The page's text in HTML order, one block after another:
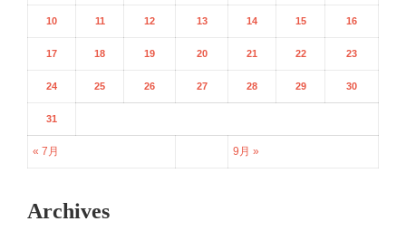
« 7月 9月 »
10 11 12 13 14 15 16
17 18 19 20 21 22 23
24 25 26 27 28 29 30
31
Archives